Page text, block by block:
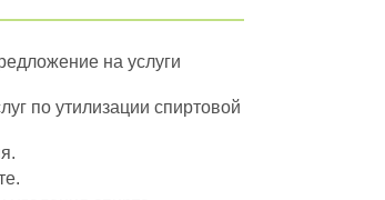
на услуги
по утилизации спиртовой